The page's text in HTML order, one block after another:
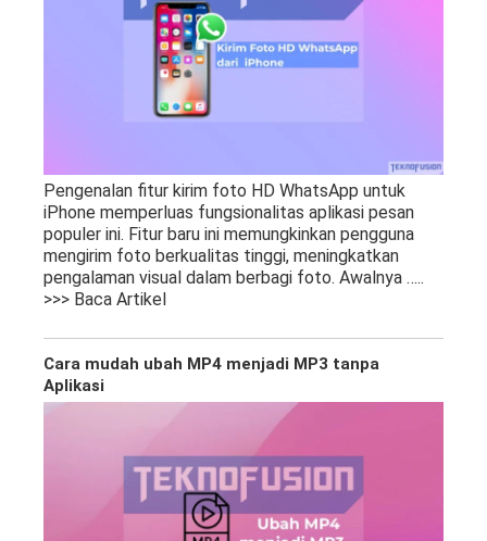
Pengenalan fitur kirim foto HD WhatsApp untuk
iPhone memperluas fungsionalitas aplikasi pesan
populer ini. Fitur baru ini memungkinkan pengguna
mengirim foto berkualitas tinggi, meningkatkan
pengalaman visual dalam berbagi foto. Awalnya …..
>>> Baca Artikel
Cara mudah ubah MP4 menjadi MP3 tanpa
Aplikasi